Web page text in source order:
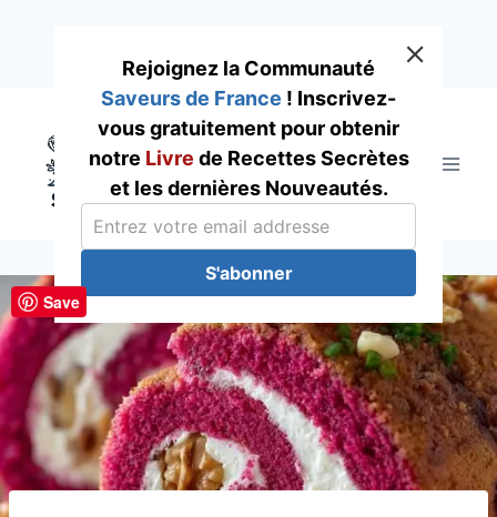
content
Rejoignez la Communauté
Saveurs de France ! Inscrivez-
vous gratuitement pour obtenir
notre Livre de Recettes Secrètes
et les dernières Nouveautés.
S'abonner
Save